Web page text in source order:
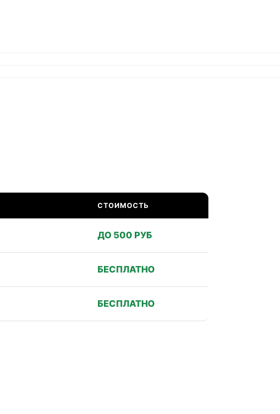
СТОИМОСТЬ
ДО 500 РУБ
БЕСПЛАТНО
БЕСПЛАТНО